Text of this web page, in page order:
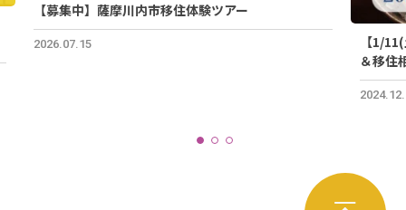
【募集中】薩摩川内市移住体験ツアー
2026.07.15
【1/
＆移住